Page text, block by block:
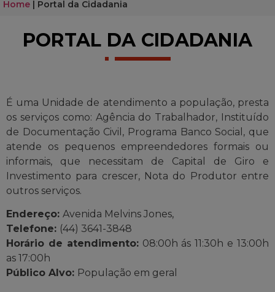
Home | Portal da Cidadania
PORTAL DA CIDADANIA
É uma Unidade de atendimento a população, presta
os serviços como: Agência do Trabalhador, Instituído
de Documentação Civil, Programa Banco Social, que
atende os pequenos empreendedores formais ou
informais, que necessitam de Capital de Giro e
Investimento para crescer, Nota do Produtor entre
outros serviços.
Endereço: Avenida Melvins Jones,
Telefone: (44) 3641-3848
Horário de atendimento:08:00h ás 11:30h e 13:00h
as 17:00h
Público Alvo: População em geral